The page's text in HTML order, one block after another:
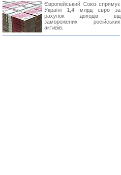
Європейський Союз спрямує
Україні 1,4 млрд євро за
рахунок доходів від
заморожених російських
активів.